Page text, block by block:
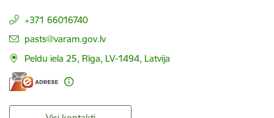
+371 66016740
E-pasts:
pasts@varam.gov.lv
Peldu iela 25, Rīga, LV-1494, Latvija